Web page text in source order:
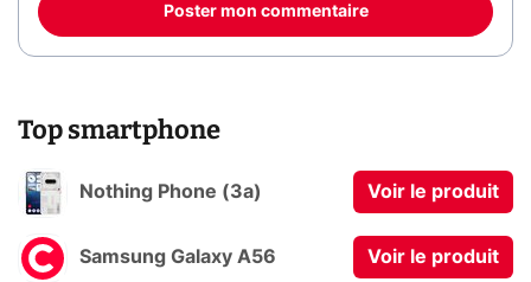
Poster mon commentaire
Top smartphone
Nothing Phone (3a) Voir le produit
Samsung Galaxy A56 Voir le produit